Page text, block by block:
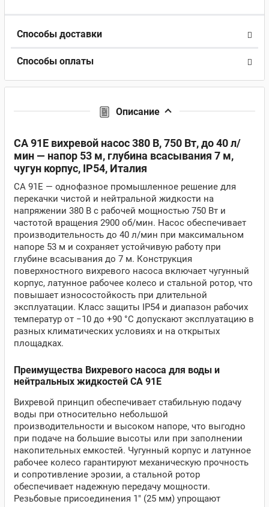
Способы доставки
Способы оплаты
Описание
CA 91E вихревой насос 380 В, 750 Вт, до 40 л/
мин — напор 53 м, глубина всасывания 7 м,
чугун корпус, IP54, Италия
CA 91E — однофазное промышленное решение для
перекачки чистой и нейтральной жидкости на
напряжении 380 В с рабочей мощностью 750 Вт и
частотой вращения 2900 об/мин. Насос обеспечивает
производительность до 40 л/мин при максимальном
напоре 53 м и сохраняет устойчивую работу при
глубине всасывания до 7 м. Конструкция
поверхностного вихревого насоса включает чугунный
корпус, латунное рабочее колесо и стальной ротор, что
повышает износостойкость при длительной
эксплуатации. Класс защиты IP54 и диапазон рабочих
температур от −10 до +90 °C допускают эксплуатацию в
разных климатических условиях и на открытых
площадках.
Преимущества Вихревого насоса для воды и
нейтральных жидкостей CA 91E
Вихревой принцип обеспечивает стабильную подачу
воды при относительно небольшой
производительности и высоком напоре, что выгодно
при подаче на большие высоты или при заполнении
накопительных емкостей. Чугунный корпус и латунное
рабочее колесо гарантируют механическую прочность
и сопротивление эрозии, а стальной ротор
обеспечивает надежную передачу мощности.
Резьбовые присоединения 1" (25 мм) упрощают